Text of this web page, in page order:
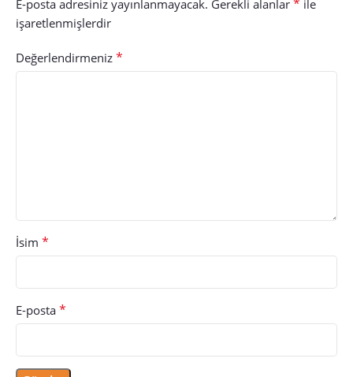
E-posta adresiniz yayınlanmayacak. Gerekli alanlar * ile
işaretlenmişlerdir
Değerlendirmeniz *
İsim *
E-posta *